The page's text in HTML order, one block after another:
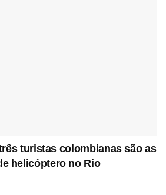
turistas colombianas são as
helicóptero no Rio